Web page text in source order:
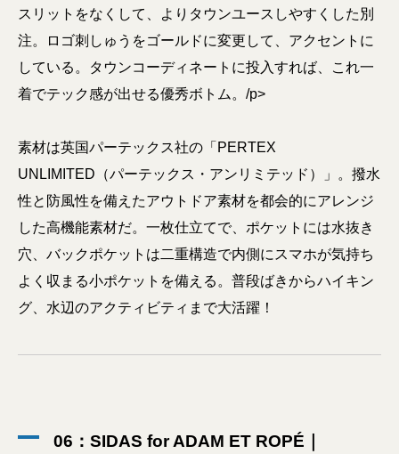
スリットをなくして、よりタウンユースしやすくした別
注。ロゴ刺しゅうをゴールドに変更して、アクセントに
している。タウンコーディネートに投入すれば、これ一
着でテック感が出せる優秀ボトム。/p>
素材は英国パーテックス社の「PERTEX
UNLIMITED（パーテックス・アンリミテッド）」。撥水
性と防風性を備えたアウトドア素材を都会的にアレンジ
した高機能素材だ。一枚仕立てで、ポケットには水抜き
穴、バックポケットは二重構造で内側にスマホが気持ち
よく収まる小ポケットを備える。普段ばきからハイキン
グ、水辺のアクティビティまで大活躍！
06：SIDAS for ADAM ET ROPÉ｜